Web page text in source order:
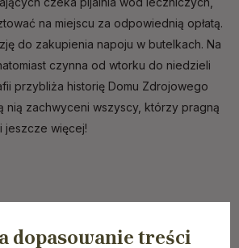
na miejscu za odpowiednią opłatą.
do zakupienia napoju w butelkach. Na
czynna od wtorku do niedzieli
przybliża historię Domu Zdrojowego
nią zachwyceni wszyscy, którzy pragną
jeszcze więcej!
dopasowanie treści